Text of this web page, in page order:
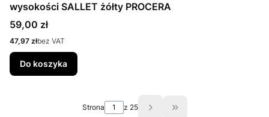
wysokości SALLET żółty PROCERA
Cena
59,00 zł
Cena
47,97 złbez VAT
Do koszyka
Strona z 25 Przejdź do ostatniej